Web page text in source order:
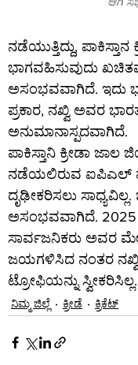
ನಡೆಯುತ್ತಿದ್ದು,
ಭಾಗವಹಿಸುವುದು
ಅಸಂಭವವಾಗಿದೆ. ಇದು
ಪ್ರಕಾರ, ನಖ್ವಿ ಅವರ
ಅನುಮಾನಾಸ್ಪದವಾಗಿದೆ.
ಪಾಕಿಸ್ತಾನಿ ಕ್ರೀಡಾ
ನಡೆಯಲಿರುವ ಐಪಿಎಲ್ ಫೈನಲ್‌ಗೆ ಆಹ್ವಾನ ಬಂದಿದೆ. ಆದಾಗ್ಯೂ, ಜಿಯೋ
ದೃಢೀಕರಿಸಲು
ಅಸಂಭವವಾಗಿದೆ.
ಸಾರ್ವಜನಿಕರು ಅವರ
ಜಯಗಳಿಸಿದ ನಂತರ
ಟ್ರೋಫಿಯನ್ನು ಸ್ವೀಕರಿಸಿಲ್ಲ.
ನಿಮ್ಮ ಜಿಲ್ಲೆ ಕ್ರೀಡೆ ಕ್ರಿಕೆಟ್